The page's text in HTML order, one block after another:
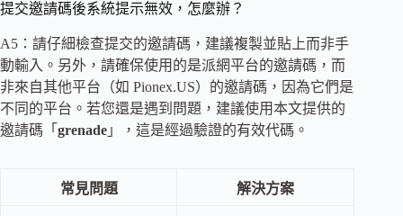
提交邀請碼後系統提示無效，怎麼辦？
A5：請仔細檢查提交的邀請碼，建議複製並貼上而非手
動輸入。另外，請確保使用的是派網平台的邀請碼，而
非來自其他平台（如 Pionex.US）的邀請碼，因為它們是
不同的平台。若您還是遇到問題，建議使用本文提供的
邀請碼「 grenade 」，這是經過驗證的有效代碼。
常見問題 解決方案